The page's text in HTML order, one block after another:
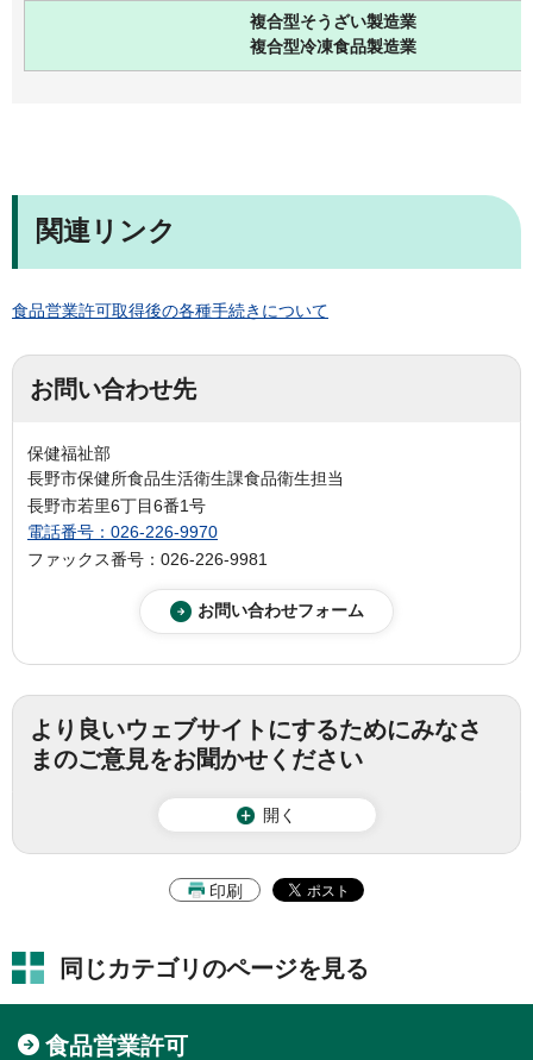
複合型そうざい製造業
複合型冷凍食品製造業
関連リンク
食品営業許可取得後の各種手続きについて
お問い合わせ先
保健福祉部
長野市保健所食品生活衛生課食品衛生担当
長野市若里6丁目6番1号
電話番号：026-226-9970
ファックス番号：026-226-9981
より良いウェブサイトにするためにみなさ
まのご意見をお聞かせください
開く
印刷
同じカテゴリのページを見る
食品営業許可